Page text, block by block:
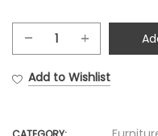
U
b
Add to Wishlist